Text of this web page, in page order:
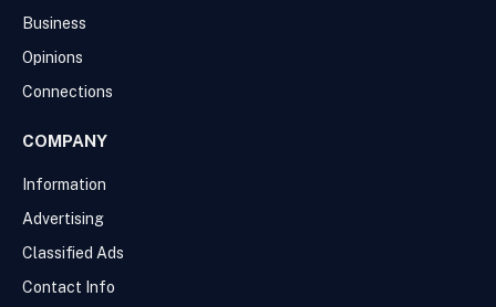
Business
Opinions
Connections
COMPANY
Information
Advertising
Classified Ads
Contact Info